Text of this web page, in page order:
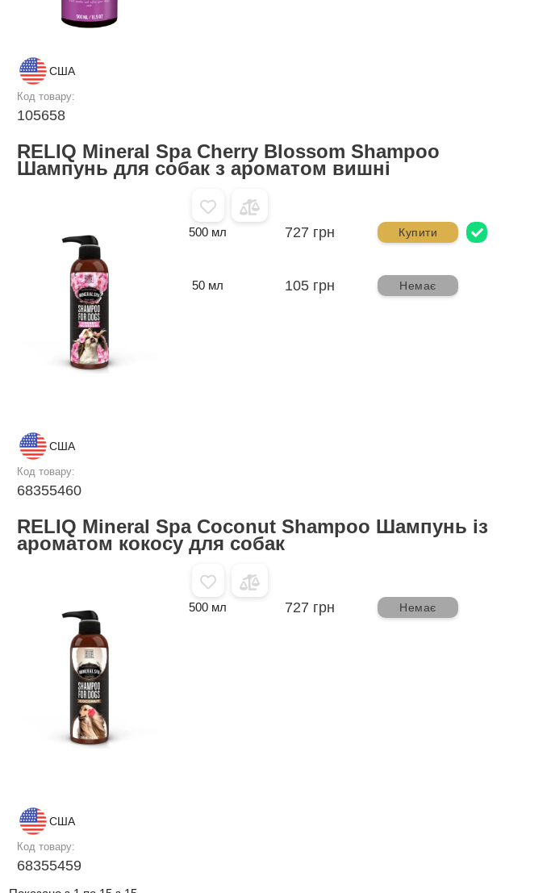
США
Код товару:
105658
RELIQ Mineral Spa Cherry Blossom Shampoo
Шампунь для собак з ароматом вишні
США
Код товару:
68355460
500 мл 727 грн Купити
50 мл 105 грн Немає
RELIQ Mineral Spa Coconut Shampoo Шампунь із
ароматом кокосу для собак
США
Код товару:
68355459
500 мл 727 грн Немає